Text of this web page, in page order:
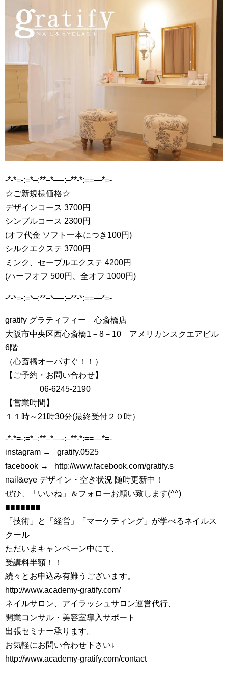
-*-*=-:=*–:**–*—-:–**-*:==—*=-
☆ご新規様価格☆
デザインコース 3700円
シンプルコース 2300円
(オフ代金 ソフト一本につき100円)
シルクエクステ 3700円
ミンク、セーブルエクステ 4200円
(ハーフオフ 500円、全オフ 1000円)
-*-*=-:=*–:**–*—-:–**-*:==—*=-
gratify グラティフィー 心斎橋店
大阪市中央区西心斎橋1－8－10 アメリカンスクエアビル
6階
（心斎橋オーパすぐ！！）
【ご予約・お問い合わせ】
06-6245-2190
【営業時間】
１１時～21時30分(最終受付２０時）
-*-*=-:=*–:**–*—-:–**-*:==—*=-
instagram → gratify.0525
facebook → http://www.facebook.com/gratify.s
nail&eye デザイン・空き状況 随時更新中！
ぜひ、「いいね」＆フォローお願い致します(^^)
■■■■■■■
「技術」と「経営」「マーケティング」が学べるネイルス
クール
ただいまキャンペーン中にて、
受講料半額！！
続々とお申込み有難うございます。
http://www.academy-gratify.com/
ネイルサロン、アイラッシュサロン運営代行、
開業コンサル・美容室導入サポート
出張セミナー承ります。
お気軽にお問い合わせ下さい↓
http://www.academy-gratify.com/contact